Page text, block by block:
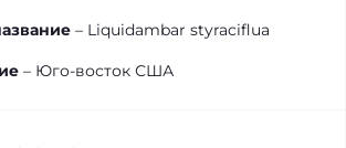
– Liquidambar styraciflua
– Юго-восток США